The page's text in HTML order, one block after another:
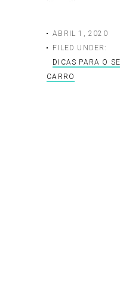
ABRIL 1, 2020
FILED UNDER:
DICAS PARA O
CARRO